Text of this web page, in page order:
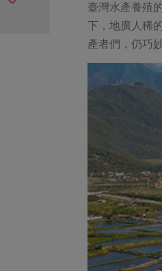
臺灣水產養殖
下，地廣人稀
產者們，仍巧